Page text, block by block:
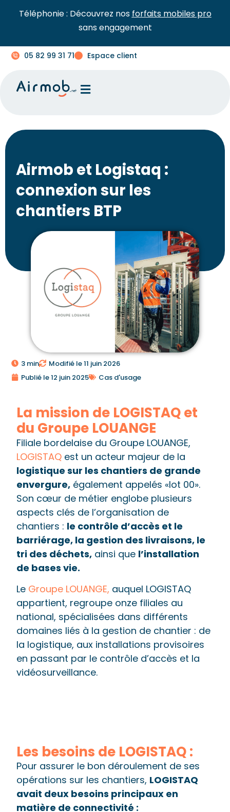
Téléphonie : Découvrez nos forfaits mobiles pro
sans engagement
05 82 99 31 71 Espace client
Airmob et Logistaq :
connexion sur les
chantiers BTP
3 min
Modifié le 11 juin 2026
Publié le12 juin 2025 Cas d'usage
La mission de LOGISTAQ et
du Groupe LOUANGE
Filiale bordelaise du Groupe LOUANGE,
LOGISTAQ est un acteur majeur de la
logistique sur les chantiers de grande
envergure, également appelés «lot 00».
Son cœur de métier englobe plusieurs
aspects clés de l’organisation de
chantiers : le contrôle d’accès et le
barriérage, la gestion des livraisons, le
tri des déchets, ainsi que l’installation
de bases vie.
Le Groupe LOUANGE, auquel LOGISTAQ
appartient, regroupe onze filiales au
national, spécialisées dans différents
domaines liés à la gestion de chantier : de
la logistique, aux installations provisoires
en passant par le contrôle d’accès et la
vidéosurveillance.
Les besoins de LOGISTAQ :
Pour assurer le bon déroulement de ses
opérations sur les chantiers, LOGISTAQ
avait deux besoins principaux en
matière de connectivité :